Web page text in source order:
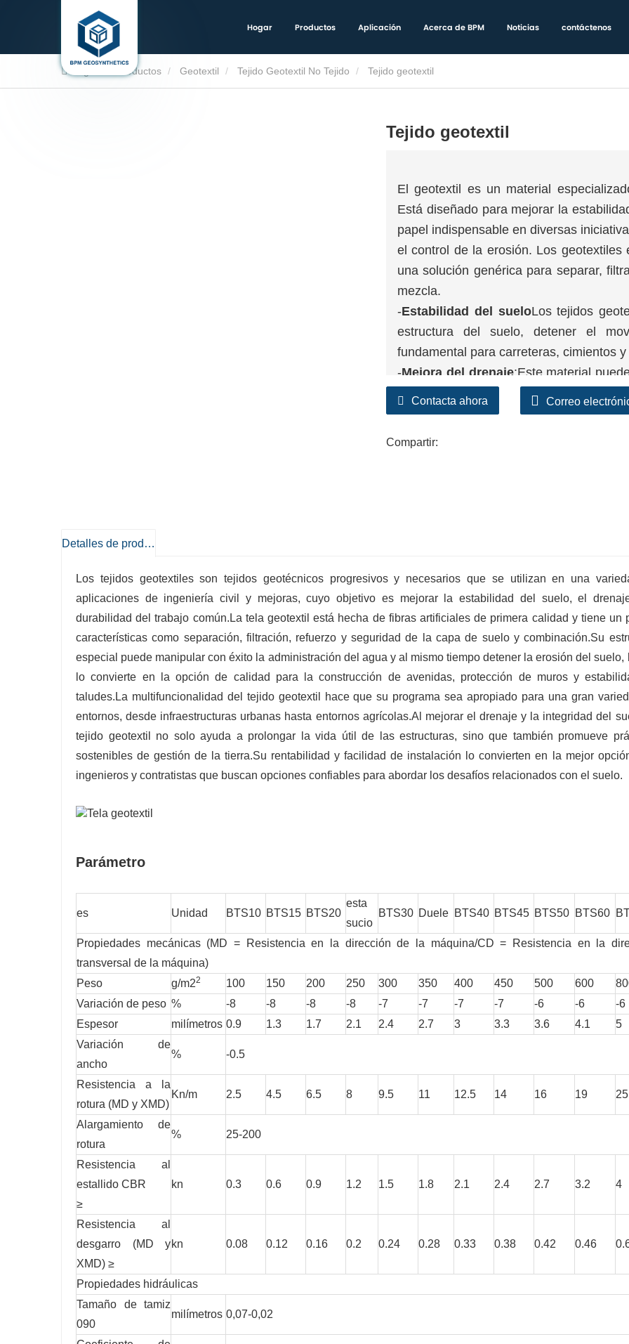
Hogar Productos Aplicación Acerca de BPM Noticias contáctenos
Productos Geotextil Tejido Geotextil No Tejido Tejido geotextil
Tejido geotextil
El geotextil es un material
Está diseñado para mejorar la
papel indispensable en diversas
el control de la erosión. Los
una solución genérica para separar,
mezcla.
-Estabilidad del sueloLos tejidos
estructura del suelo, detener el
fundamental para carreteras, cimientos
-Mejora del drenaje:Este material
suelo, minimizar el riesgo de
estructura.
Contacta ahora Correo
Compartir:
Detalles de producto
Los tejidos geotextiles son tejidos geotécnicos progresivos y necesarios que se utilizan en una
aplicaciones de ingeniería civil y mejoras, cuyo objetivo es mejorar la estabilidad del suelo, el
durabilidad del trabajo común.La tela geotextil está hecha de fibras artificiales de primera calidad y tiene un
características como separación, filtración, refuerzo y seguridad de la capa de suelo y combinación.Su
especial puede manipular con éxito la administración del agua y al mismo tiempo detener la erosión del suelo,
lo convierte en la opción de calidad para la construcción de avenidas, protección de muros y
taludes.La multifuncionalidad del tejido geotextil hace que su programa sea apropiado para una gran
entornos, desde infraestructuras urbanas hasta entornos agrícolas.Al mejorar el drenaje y la integridad del
tejido geotextil no solo ayuda a prolongar la vida útil de las estructuras, sino que también promueve
sostenibles de gestión de la tierra.Su rentabilidad y facilidad de instalación lo convierten en la mejor
ingenieros y contratistas que buscan opciones confiables para abordar los desafíos relacionados con el suelo.
Parámetro
es Unidad BTS10 BTS15 BTS20
esta
sucio
BTS30 Duele BTS40 BTS45 BTS50 BTS60
Propiedades mecánicas (MD = Resistencia en la dirección de la máquina/CD = Resistencia en la
transversal de la máquina)
Peso
g/m22 100 150 200 250 300 350 400 450 500 600
Variación de peso % -8 -8 -8 -8 -7 -7 -7 -7 -6 -6
-6
Espesor
milímetros 0.9 1.3 1.7 2.1 2.4 2.7 3 3.3 3.6 4.1
5
Variación de
ancho
% -0.5
Resistencia a la
rotura (MD y XMD)
Kn/m 2.5 4.5 6.5 8 9.5 11 12.5 14 16 19 25
Alargamiento de
rotura
% 25-200
Resistencia al
estallido CBR
≥
kn 0.3 0.6 0.9 1.2 1.5 1.8 2.1 2.4 2.7 3.2 4
Resistencia al
desgarro (MD y
XMD) ≥
kn 0.08 0.12 0.16 0.2 0.24 0.28 0.33 0.38 0.42 0.46
Propiedades hidráulicas
Tamaño de tamiz
090
milímetros 0,07-0,02